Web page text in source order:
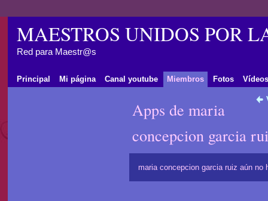
MAESTROS UNIDOS POR
Red para Maestr@s
Principal Mi página Canal youtube Miembros Fotos Vídeos
Apps de maria
concepcion garcia
maria concepcion garcia ruiz aún no